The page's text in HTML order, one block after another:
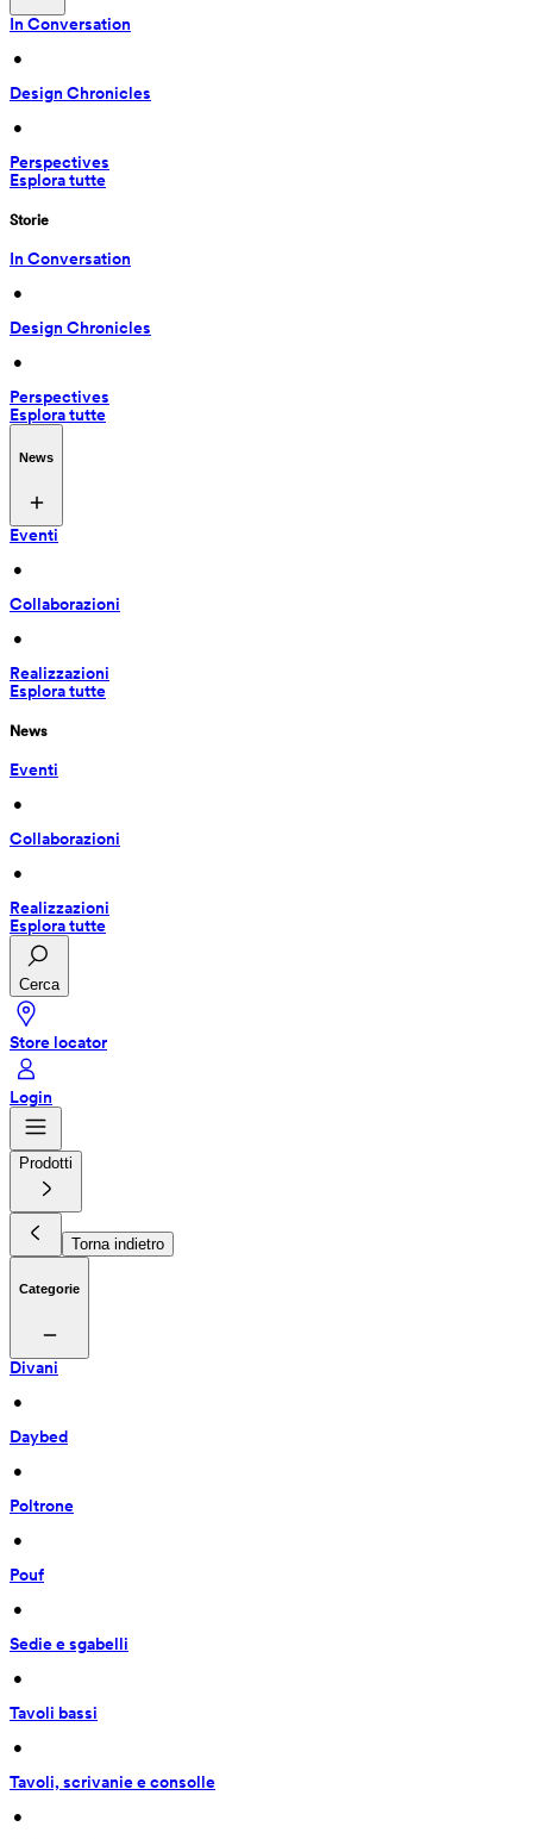
In Conversation
•
Design Chronicles
•
Perspectives
Esplora tutte
Storie
In Conversation
•
Design Chronicles
•
Perspectives
Esplora tutte
News
Eventi
•
Collaborazioni
•
Realizzazioni
Esplora tutte
News
Eventi
•
Collaborazioni
•
Realizzazioni
Esplora tutte
Cerca
Store locator
Login
Prodotti
Torna indietro
Categorie
Divani
•
Daybed
•
Poltrone
•
Pouf
•
Sedie e sgabelli
•
Tavoli bassi
•
Tavoli, scrivanie e consolle
•